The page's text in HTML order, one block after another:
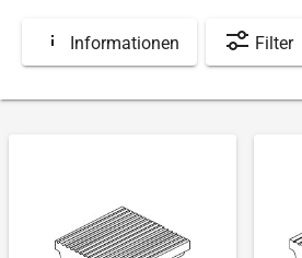
Informationen Filter